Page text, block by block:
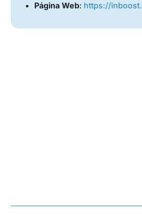
Página Web: https://